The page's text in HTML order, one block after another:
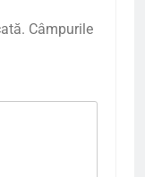
Câmpurile